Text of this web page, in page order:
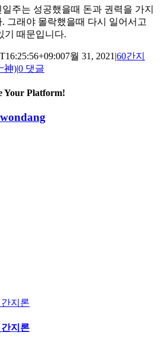
주는 성공했을때 돈과 권력을 가지
그래야 몰락했을때 다시 일어서고
기 때문입니다.
7월 31, 2021 |60간지
神)|0 댓글
Your Platform!
지론
지론